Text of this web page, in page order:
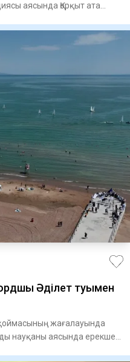
аясында Қорқыт ата
Әділет туымен
қоймасының жағалауында
науқаны аясында ерекше